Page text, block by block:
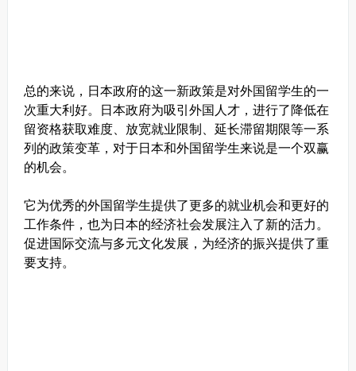
总的来说，日本政府的这一新政策是对外国留学生的一
次重大利好。日本政府为吸引外国人才，进行了降低在
留资格获取难度、放宽就业限制、延长滞留期限等一系
列的政策变革，对于日本和外国留学生来说是一个双赢
的机会。
它为优秀的外国留学生提供了更多的就业机会和更好的
工作条件，也为日本的经济社会发展注入了新的活力。
促进国际交流与多元文化发展，为经济的振兴提供了重
要支持。